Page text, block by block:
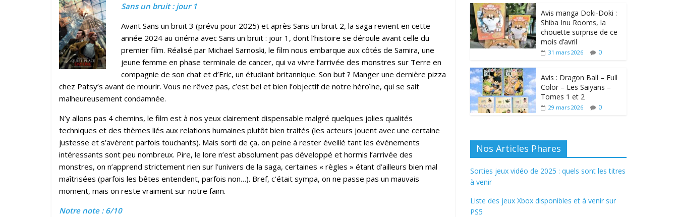
Sans un bruit : jour 1
Avant Sans un bruit 3 (prévu pour 2025) et après Sans un bruit 2, la saga revient en cette
année 2024 au cinéma avec Sans un bruit : jour 1, dont l’histoire se déroule avant celle du
premier film. Réalisé par Michael Sarnoski, le film nous embarque aux côtés de Samira, une
jeune femme en phase terminale de cancer, qui va vivre l’arrivée des monstres sur Terre en
compagnie de son chat et d’Eric, un étudiant britannique. Son but ? Manger une dernière pizza
chez Patsy’s avant de mourir. Vous ne rêvez pas, c’est bel et bien l’objectif de notre héroïne, qui se sait
malheureusement condamnée.
N’y allons pas 4 chemins, le film est à nos yeux clairement dispensable malgré quelques jolies qualités
techniques et des thèmes liés aux relations humaines plutôt bien traités (les acteurs jouent avec une certaine
justesse et s’avèrent parfois touchants). Mais sorti de ça, on peine à rester éveillé tant les événements
intéressants sont peu nombreux. Pire, le lore n’est absolument pas développé et hormis l’arrivée des
monstres, on n’apprend strictement rien sur l’univers de la saga, certaines « règles » étant d’ailleurs bien mal
maîtrisées (parfois les bêtes entendent, parfois non…). Bref, c’était sympa, on ne passe pas un mauvais
moment, mais on reste vraiment sur notre faim.
Notre note : 6/10
Avis manga Doki-Doki :
Shiba Inu Rooms, la
chouette surprise de ce
mois d’avril
31 mars 2026 0
Avis : Dragon Ball – Full
Color – Les Saiyans –
Tomes 1 et 2
29 mars 2026 0
Nos Articles Phares
Sorties jeux vidéo de 2025 : quels sont les titres
à venir
Liste des jeux Xbox disponibles et à venir sur
PS5